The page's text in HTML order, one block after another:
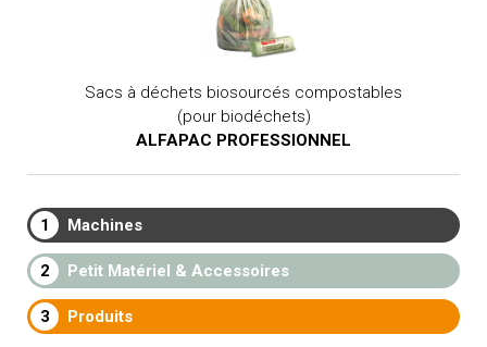
Sacs à déchets biosourcés compostables
(pour biodéchets)
ALFAPAC PROFESSIONNEL
1 Machines
2 Petit Matériel & Accessoires
3 Produits